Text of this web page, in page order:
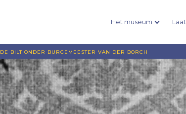
Het museum
DE BILT ONDER BURGEMEESTER VAN DER BORCH